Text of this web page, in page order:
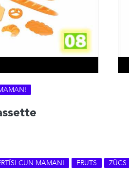
CUN MAMAN! FRUTS ZÛCS